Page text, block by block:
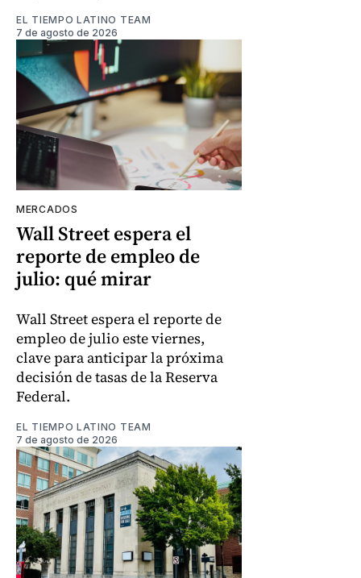
EL TIEMPO LATINO TEAM
7 de agosto de 2026
MERCADOS
Wall Street espera el
reporte de empleo de
julio: qué mirar
Wall Street espera el reporte de
empleo de julio este viernes,
clave para anticipar la próxima
decisión de tasas de la Reserva
Federal.
EL TIEMPO LATINO TEAM
7 de agosto de 2026